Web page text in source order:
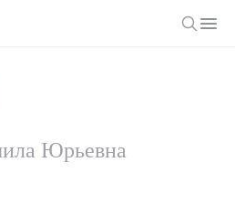
Юрьевна